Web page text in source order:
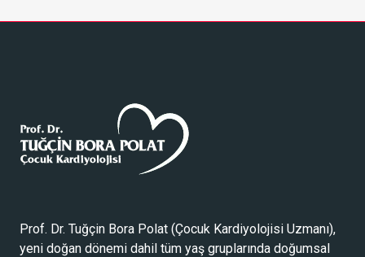
Prof. Dr. Tuğçin Bora Polat (Çocuk Kardiyolojisi Uzmanı),
yeni doğan dönemi dahil tüm yaş gruplarında doğumsal